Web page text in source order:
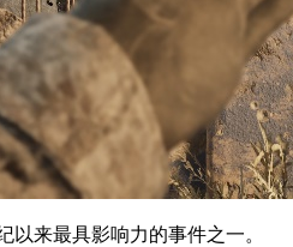
以来最具影响力的事件之一。